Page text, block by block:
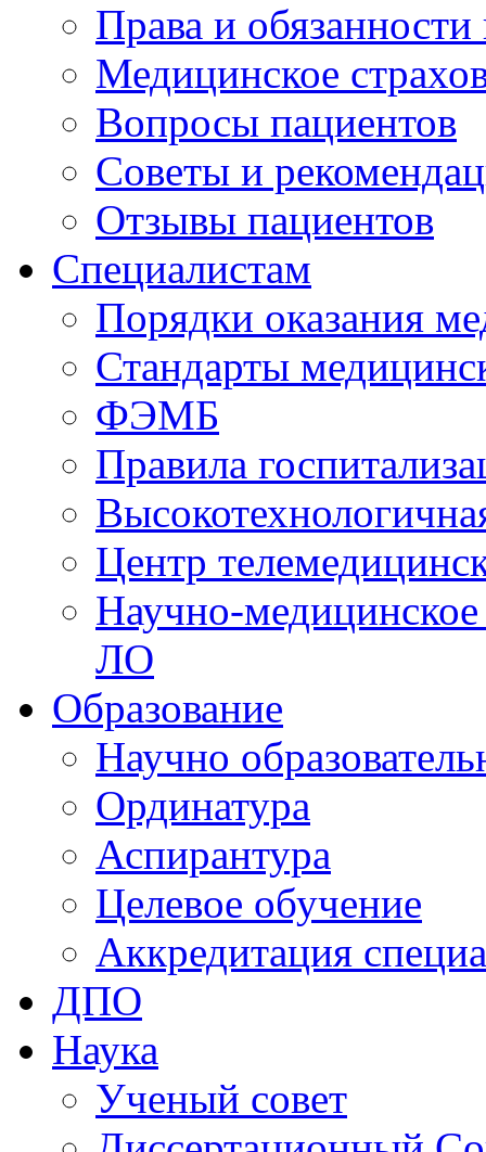
Права и
Медицинское
Вопросы пациентов
Советы и
Отзывы пациентов
Специалистам
Порядки оказания
Стандарты
ФЭМБ
Правила
Центр
Научно-
ЛО
Образование
Научно
Ординатура
Аспирантура
Целевое обучение
Аккредитация
ДПО
Наука
Ученый совет